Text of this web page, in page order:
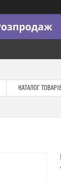
КАТАЛОГ